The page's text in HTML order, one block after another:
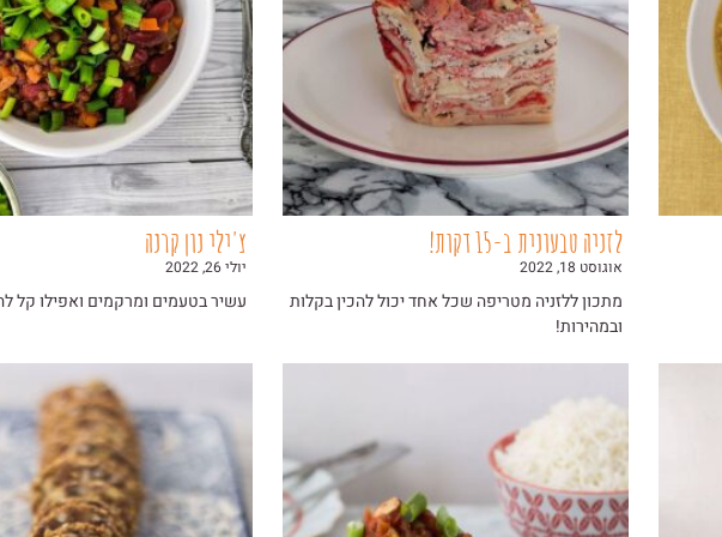
לזניה טבעונית ב-15 דקות!
אוגוסט 18, 2022
מתכון ללזניה מטריפה שכל אחד יכול להכין בקלות
ובמהירות!
צ'ילי נון קרנה
יולי 26, 2022
עשיר בטעמים ומרקמים ואפילו קל